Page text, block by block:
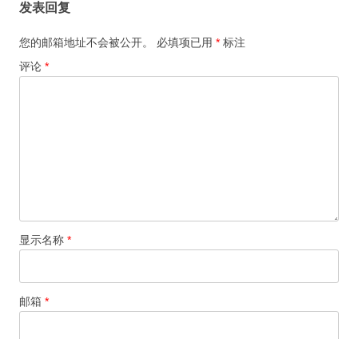
发表回复
您的邮箱地址不会被公开。 必填项已用 * 标注
评论 *
显示名称 *
邮箱 *